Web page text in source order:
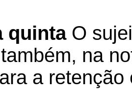
quinta O
na
a